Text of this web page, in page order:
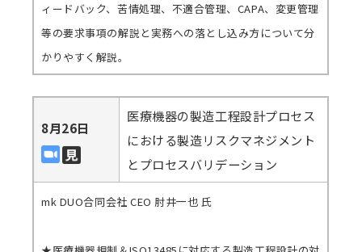
ィードバック、苦情処理、不適合管理、CAPA、変更管理
等の要求事項の解説と実務への落とし込み方について分
かりやすく解説。
8月26日
医療機器の製造工程設計プロセス
における製造リスクマネジメント
とプロセスバリデーション
mk DUO合同会社 CEO 肘井一也 氏